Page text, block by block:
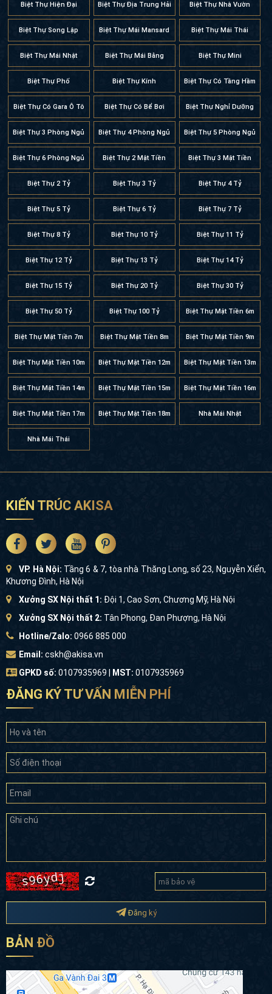
Biệt Thự Hiện Đại Biệt Thự Địa Trung Hải Biệt Thự Nhà Vườn
Biệt Thự Song Lập Biệt Thự Mái Mansard Biệt Thự Mái Thái
Biệt Thự Mái Nhật Biệt Thự Mái Bằng Biệt Thự Mini
Biệt Thự Phố Biệt Thự Kính Biệt Thự Có Tầng Hầm
Biệt Thự Có Gara Ô Tô Biệt Thự Có Bể Bơi Biệt Thự Nghỉ Dưỡng
Biệt Thự 3 Phòng Ngủ Biệt Thự 4 Phòng Ngủ Biệt Thự 5 Phòng Ngủ
Biệt Thự 6 Phòng Ngủ Biệt Thự 2 Mặt Tiền Biệt Thự 3 Mặt Tiền
Biệt Thự 2 Tỷ Biệt Thự 3 Tỷ Biệt Thự 4 Tỷ
Biệt Thự 5 Tỷ Biệt Thự 6 Tỷ Biệt Thự 7 Tỷ
Biệt Thự 8 Tỷ Biệt Thự 10 Tỷ Biệt Thự 11 Tỷ
Biệt Thự 12 Tỷ Biệt Thự 13 Tỷ Biệt Thự 14 Tỷ
Biệt Thự 15 Tỷ Biệt Thự 20 Tỷ Biệt Thự 30 Tỷ
Biệt Thự 50 Tỷ Biệt Thự 100 Tỷ Biệt Thự Mặt Tiền 6m
Biệt Thự Mặt Tiền 7m Biệt Thự Mặt Tiền 8m Biệt Thự Mặt Tiền 9m
Biệt Thự Mặt Tiền 10m Biệt Thự Mặt Tiền 12m Biệt Thự Mặt Tiền 13m
Biệt Thự Mặt Tiền 14m Biệt Thự Mặt Tiền 15m Biệt Thự Mặt Tiền 16m
Biệt Thự Mặt Tiền 17m Biệt Thự Mặt Tiền 18m Nhà Mái Nhật
Nhà Mái Thái
KIẾN TRÚC AKISA
VP. Hà Nội: Tầng 6 & 7, tòa nhà Thăng Long, số 23, Nguyễn Xiển,
Khương Đình, Hà Nội
Xưởng SX Nội thất 1: Đội 1, Cao Sơn, Chương Mỹ, Hà Nội
Xưởng SX Nội thất 2: Tân Phong, Đan Phượng, Hà Nội
Hotline/Zalo: 0966 885 000
Email: cskh@akisa.vn
GPKD số: 0107935969 | MST: 0107935969
ĐĂNG KÝ TƯ VẤN MIỄN PHÍ
Đăng ký
BẢN ĐỒ